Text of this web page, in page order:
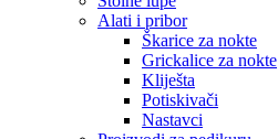
Alati i pribor
Škarice za nokte
Grickalice za nokte
Kliješta
Potiskivači
Nastavci